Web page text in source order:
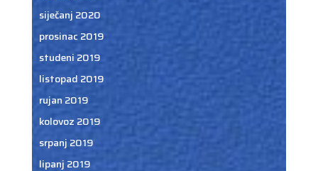
siječanj 2020
prosinac 2019
studeni 2019
listopad 2019
rujan 2019
kolovoz 2019
srpanj 2019
lipanj 2019